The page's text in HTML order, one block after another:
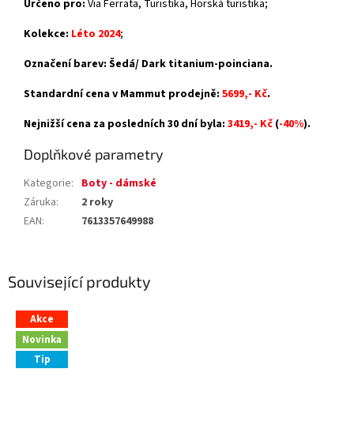
Související produkty
Akce
Novinka
Tip
Určeno pro: Via Ferrata, Turistika, Horská turistika;
Kolekce: Léto 2024;
Označení barev: Šedá/ Dark titanium-poinciana.
Standardní cena v Mammut prodejně: 5699,- Kč.
Nejnižší cena za posledních 30 dní byla: 3419,- Kč (-40%).
Doplňkové parametry
Kategorie: Boty - dámské
Záruka:
2 roky
EAN: 7613357649988